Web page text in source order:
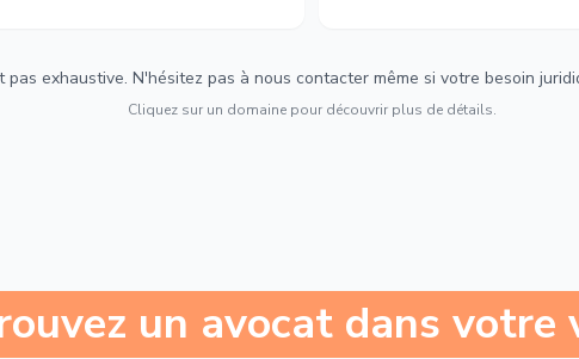
pas exhaustive. N'hésitez pas à nous contacter même si votre besoin
Cliquez sur un domaine pour découvrir plus de détails.
un avocat dans votre